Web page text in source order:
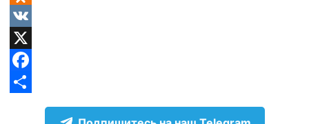
e
e
g
O
d
n
o
V
KX
F